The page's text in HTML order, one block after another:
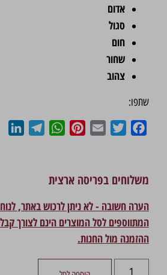
אדום
סגול
חום
שחור
צהוב
שתפו:
Facebook
Twitter
Email
Pinterest
WhatsApp
Telegram
משלוחים בפריסה ארצית
הערה חשובה - לא ניתן לרכוש באתר,
המתווספים לסל המוצרים הינם לצורך
ההזמנה מול החנות.